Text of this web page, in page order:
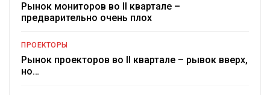
Рынок мониторов во II квартале –
предварительно очень плох
ПРОЕКТОРЫ
Рынок проекторов во II квартале – рывок вверх,
но…